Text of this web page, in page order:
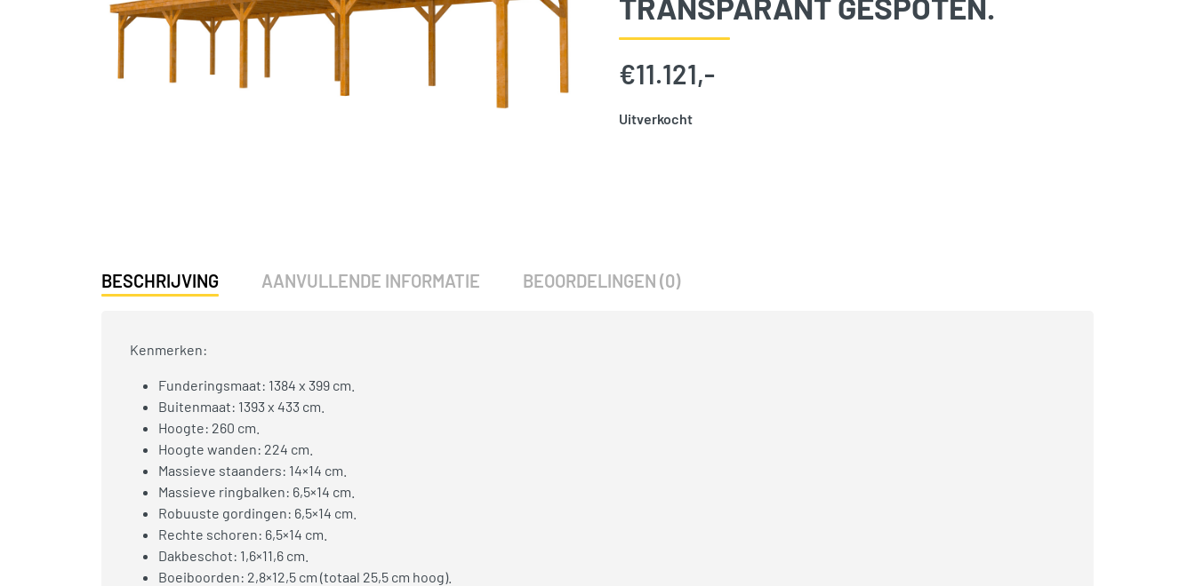
€11.121,-
Uitverkocht
BESCHRIJVING AANVULLENDE INFORMATIE BEOORDELINGEN (0)
Kenmerken:
Funderingsmaat: 1384 x 399 cm.
Buitenmaat: 1393 x 433 cm.
Hoogte: 260 cm.
Hoogte wanden: 224 cm.
Massieve staanders: 14×14 cm.
Massieve ringbalken: 6,5×14 cm.
Robuuste gordingen: 6,5×14 cm.
Rechte schoren: 6,5×14 cm.
Dakbeschot: 1,6×11,6 cm.
Boeiboorden: 2,8×12,5 cm (totaal 25,5 cm hoog).